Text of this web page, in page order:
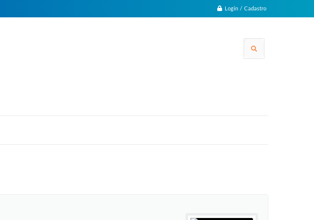
Login / Cadastro